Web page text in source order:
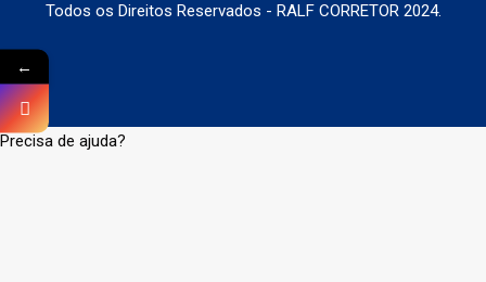
Todos os Direitos Reservados - RALF CORRETOR 2024.
Precisa de ajuda?
←